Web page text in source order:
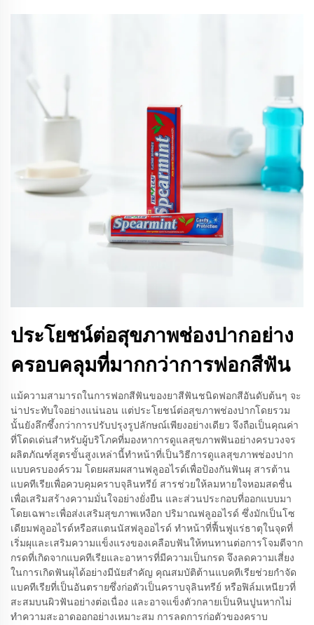
ประโยชน์ต่อสุขภาพช่องปากอย่าง
ครอบคลุมที่มากกว่าการฟอกสีฟัน
แม้ความสามารถในการฟอกสีฟันของยาสีฟันชนิดฟอกสีอันดับต้นๆ จะ
น่าประทับใจอย่างแน่นอน แต่ประโยชน์ต่อสุขภาพช่องปากโดยรวม
นั้นยังลึกซึ้งกว่าการปรับปรุงรูปลักษณ์เพียงอย่างเดียว จึงถือเป็นคุณค่า
ที่โดดเด่นสำหรับผู้บริโภคที่มองหาการดูแลสุขภาพฟันอย่างครบวงจร
ผลิตภัณฑ์สูตรขั้นสูงเหล่านี้ทำหน้าที่เป็นวิธีการดูแลสุขภาพช่องปาก
แบบครบองค์รวม โดยผสมผสานฟลูออไรด์เพื่อป้องกันฟันผุ สารต้าน
แบคทีเรียเพื่อควบคุมคราบจุลินทรีย์ สารช่วยให้ลมหายใจหอมสดชื่น
เพื่อเสริมสร้างความมั่นใจอย่างยั่งยืน และส่วนประกอบที่ออกแบบมา
โดยเฉพาะเพื่อส่งเสริมสุขภาพเหงือก ปริมาณฟลูออไรด์ ซึ่งมักเป็นโซ
เดียมฟลูออไรด์หรือสแตนนัสฟลูออไรด์ ทำหน้าที่ฟื้นฟูแร่ธาตุในจุดที่
เริ่มผุและเสริมความแข็งแรงของเคลือบฟันให้ทนทานต่อการโจมตีจาก
กรดที่เกิดจากแบคทีเรียและอาหารที่มีความเป็นกรด จึงลดความเสี่ยง
ในการเกิดฟันผุได้อย่างมีนัยสำคัญ คุณสมบัติต้านแบคทีเรียช่วยกำจัด
แบคทีเรียที่เป็นอันตรายซึ่งก่อตัวเป็นคราบจุลินทรีย์ หรือฟิล์มเหนียวที่
สะสมบนผิวฟันอย่างต่อเนื่อง และอาจแข็งตัวกลายเป็นหินปูนหากไม่
ทำความสะอาดออกอย่างเหมาะสม การลดการก่อตัวของคราบ